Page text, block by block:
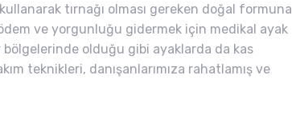
tırnağı olması gereken doğal formuna
ve yorgunluğu gidermek için medikal ayak
bölgelerinde olduğu gibi ayaklarda da kas
teknikleri, danışanlarımıza rahatlamış ve